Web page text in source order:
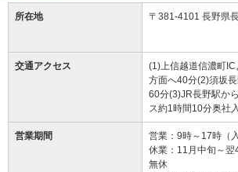
所在地
〒381-4101 長野県
交通アクセス
(1)上信越道信濃町
方面へ40分(2)須坂
60分(3)JR長野駅か
ス約1時間10分奥社
営業期間
営業：9時～17時（
休業：11月中旬～翌
無休